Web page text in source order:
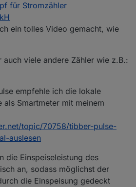
für Stromzähler
ein tolles Video gemacht, wie
auch viele andere Zähler wie z.B.:
empfehle ich die lokale
als Smartmeter mit meinem
topic/70758/tibber-pulse-
auslesen
die Einspeiseleistung des
an, sodass möglichst der
die Einspeisung gedeckt